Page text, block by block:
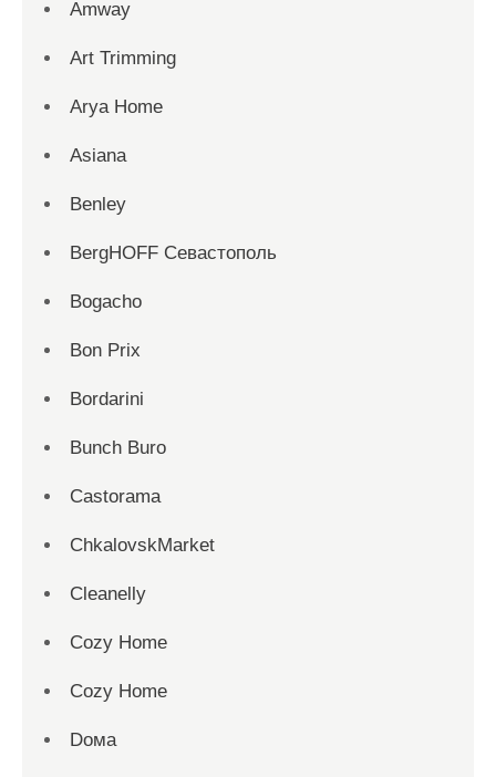
Amway
Art Trimming
Arya Home
Asiana
Benley
BergHOFF Севастополь
Bogacho
Bon Prix
Bordarini
Bunch Buro
Castorama
ChkalovskMarket
Cleanelly
Cozy Home
Cozy Home
Dома